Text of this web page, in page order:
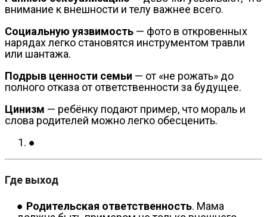
внимание к внешности и телу важнее всего.
Социальную уязвимость — фото в откровенных
нарядах легко становятся инструментом травли
или шантажа.
Подрыв ценности семьи — от «не рожать» до
полного отказа от ответственности за будущее.
Цинизм — ребёнку подают пример, что мораль и
слова родителей можно легко обесценить.
Где выход
Родительская ответственность. Мама